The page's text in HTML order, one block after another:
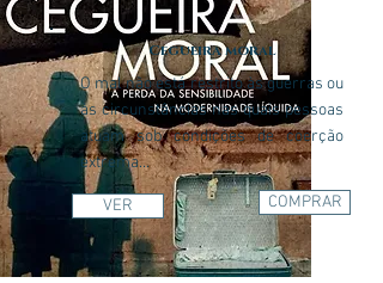
Cegueira moral
O mal não está restrito às guerras ou
às circunstâncias nas quais pessoas
atuam sob condições de coerção
extrema...
VER COMPRAR